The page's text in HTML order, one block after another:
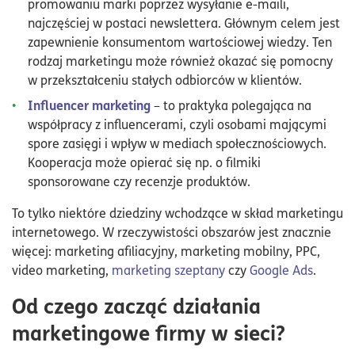
promowaniu marki poprzez wysyłanie e-maili,
najczęściej w postaci newslettera. Głównym celem jest
zapewnienie konsumentom wartościowej wiedzy. Ten
rodzaj marketingu może również okazać się pomocny
w przekształceniu stałych odbiorców w klientów.
Influencer marketing– to praktyka polegająca na
współpracy z influencerami, czyli osobami mającymi
spore zasięgi i wpływ w mediach społecznościowych.
Kooperacja może opierać się np. o filmiki
sponsorowane czy recenzje produktów.
To tylko niektóre dziedziny wchodzące w skład marketingu
internetowego. W rzeczywistości obszarów jest znacznie
więcej: marketing afiliacyjny, marketing mobilny, PPC,
video marketing, marketing szeptanyczyGoogle Ads.
Od czego zacząć działania
marketingowe firmy w sieci?